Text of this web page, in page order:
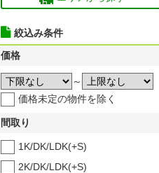
絞込み条件
価格
～
価格未定の物件を除く
間取り
1K/DK/LDK(+S)
2K/DK/LDK(+S)